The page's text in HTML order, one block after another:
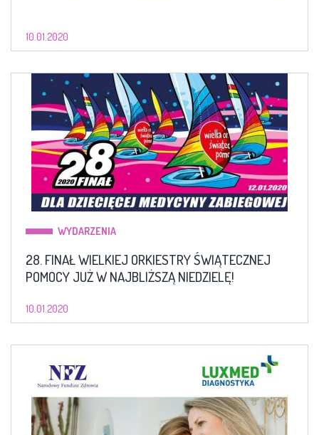
10.01.2020
WYDARZENIA
28. FINAŁ WIELKIEJ ORKIESTRY ŚWIĄTECZNEJ
POMOCY JUŻ W NAJBLIŻSZĄ NIEDZIELĘ!
10.01.2020